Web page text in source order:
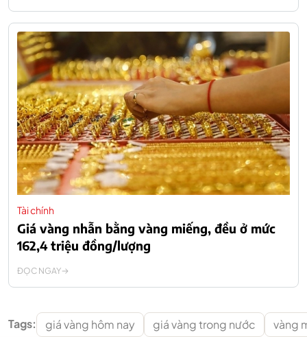
Tài chính
Giá vàng nhẫn bằng vàng miếng, đều ở mức
162,4 triệu đồng/lượng
ĐỌC NGAY
Tags: giá vàng hôm nay giá vàng trong nước vàng